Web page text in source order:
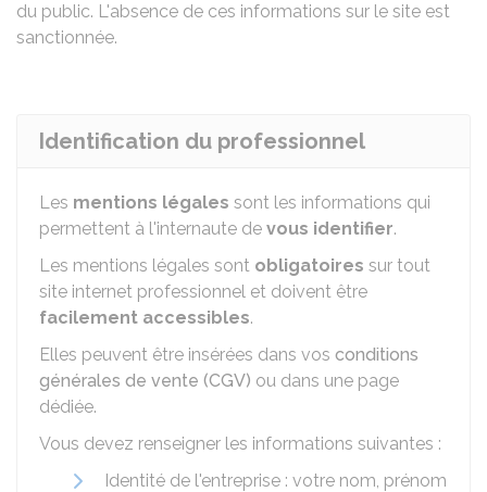
du public. L'absence de ces informations sur le site est
sanctionnée.
Identification du professionnel
Les mentions légales sont les informations qui
permettent à l'internaute de vous identifier.
Les mentions légales sont obligatoires sur tout
site internet professionnel et doivent être
facilement accessibles.
Elles peuvent être insérées dans vos conditions
générales de vente (CGV) ou dans une page
dédiée.
Vous devez renseigner les informations suivantes :
Identité de l'entreprise : votre nom, prénom